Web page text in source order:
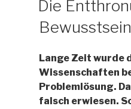
Die
Lange Zeit wurde
Wissenschaften
Problemlösung.
falsch erwiesen.